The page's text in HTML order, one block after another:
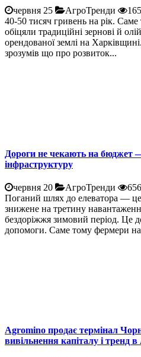
червня 25 АгроТренди
40-50 тисяч гривень на рік.
обіцяли традиційні зернові й
орендованої землі на
зрозумів що про розвиток...
Дороги не чекають на бюджет
інфраструктуру
червня 20 АгроТренди
656
Поганий шлях до елеватора —
знижене на третину
бездоріжжя зимовий період. Це
допомоги. Саме тому фермери
Agromino продає термінал
вивільнення капіталу і тренд